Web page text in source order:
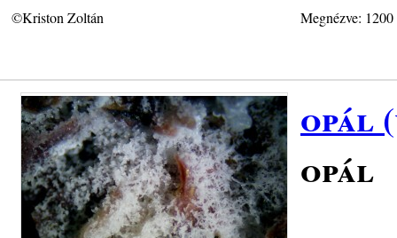
©Kriston Zoltán Megnézve:
opál
opál